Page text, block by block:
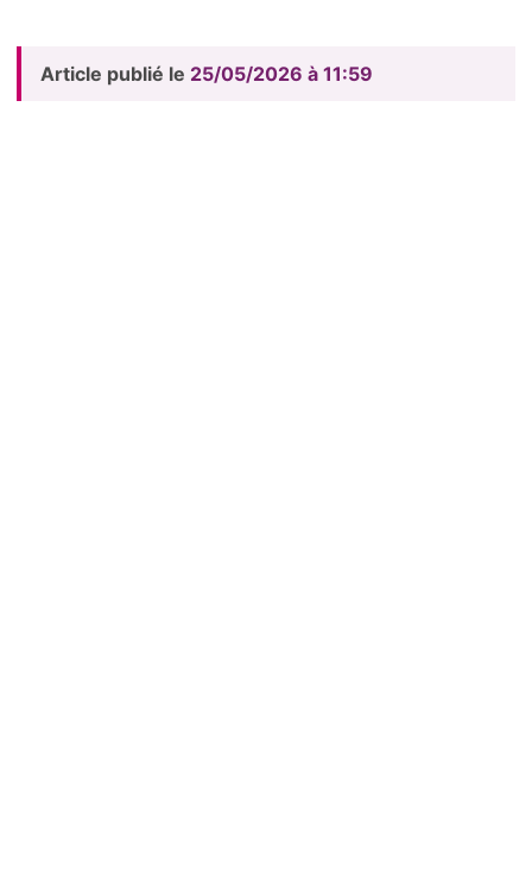
Article publié le 25/05/2026 à 11:59